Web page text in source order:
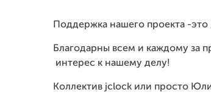
Поддержка нашего проекта -это
Благодарны всем и каждому за
интерес к нашему делу!
Коллектив jclock или просто